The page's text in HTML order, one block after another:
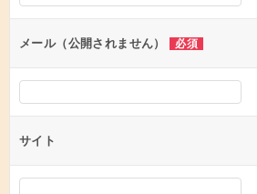
ンメール（公開されません） 必須
サイト